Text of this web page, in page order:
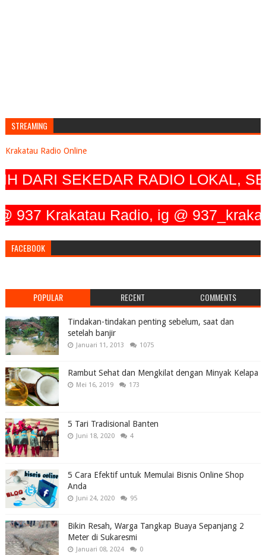
STREAMING
Krakatau Radio Online
SEKEDAR RADIO LOKAL,
Krakatau Radio, ig @
FACEBOOK
POPULAR RECENT COMMENTS
Tindakan-tindakan penting sebelum, saat dan
setelah banjir
Januari 11, 2013 1075
Rambut Sehat dan Mengkilat dengan Minyak Kelapa
Mei 16, 2019 173
5 Tari Tradisional Banten
Juni 18, 2020 4
5 Cara Efektif untuk Memulai Bisnis Online Shop
Anda
Juni 24, 2020 95
Bikin Resah, Warga Tangkap Buaya Sepanjang 2
Meter di Sukaresmi
Januari 08, 2024 0